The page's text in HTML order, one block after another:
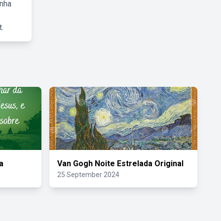
Van Gogh Noite Estrelada Original
25 September 2024